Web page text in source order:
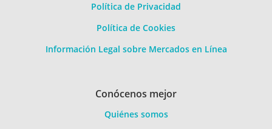
Política de Privacidad
Política de Cookies
Información Legal sobre Mercados en Línea
Conócenos mejor
Quiénes somos